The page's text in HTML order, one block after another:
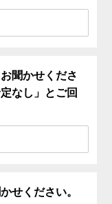
聞かせくださ
なし」とご回
せください。